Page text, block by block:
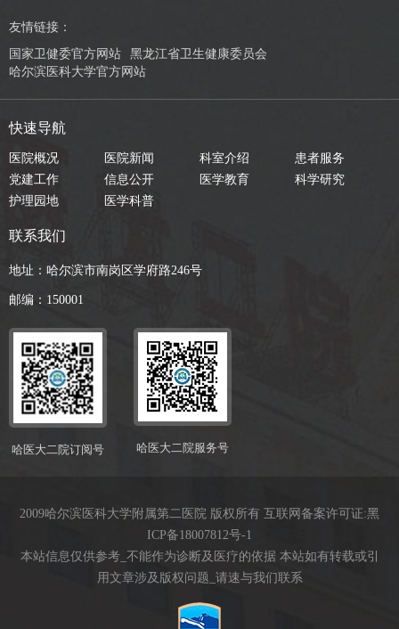
友情链接：
国家卫健委官方网站
黑龙江省卫生健康委员会
哈尔滨医科大学官方网站
快速导航
医院概况 医院新闻 科室介绍
患者服务
党建工作
信息公开 医学教育
科学研究
护理园地
医学科普
联系我们
地址：哈尔滨市南岗区学府路246号
邮编：150001
哈医大二院订阅号 哈医大二院服务号
2009哈尔滨医科大学附属第二医院 版权所有 互联网备案许可证:黑
ICP备18007812号-1
本站信息仅供参考_不能作为诊断及医疗的依据 本站如有转载或引
用文章涉及版权问题_请速与我们联系